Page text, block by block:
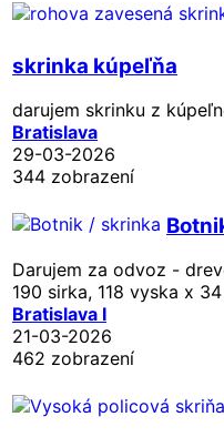
skrinka kúpeľňa
darujem skrinku z
Bratislava
29-03-2026
344 zobrazení
Darujem za odvoz -
190 sirka, 118 vyska x
Bratislava I
21-03-2026
462 zobrazení